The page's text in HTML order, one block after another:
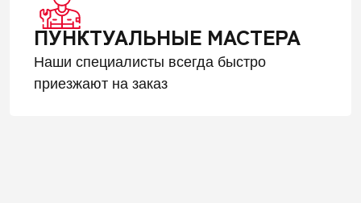
ПУНКТУАЛЬНЫЕ МАСТЕРА
Наши специалисты всегда быстро
приезжают на заказ